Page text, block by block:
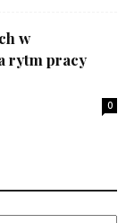
w
rytm pracy
0